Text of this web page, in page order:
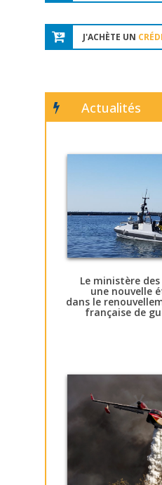
J'ACHÈTE UN
Actualités
Le ministère
une nouvelle
dans le
française de